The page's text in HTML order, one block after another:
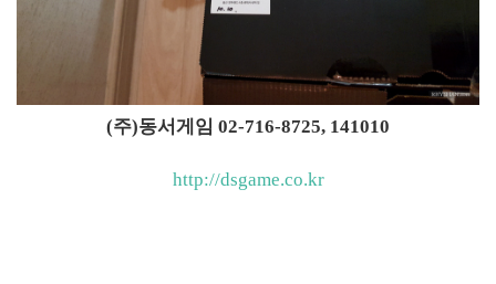
(주)동서게임 02-716-8725, 141010
http://dsgame.co.kr